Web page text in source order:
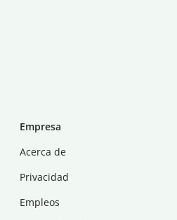
Empresa
Acerca de
Privacidad
Empleos